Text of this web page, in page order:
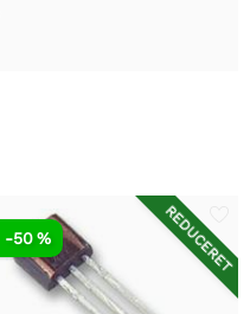
REDUCERET
-50 %